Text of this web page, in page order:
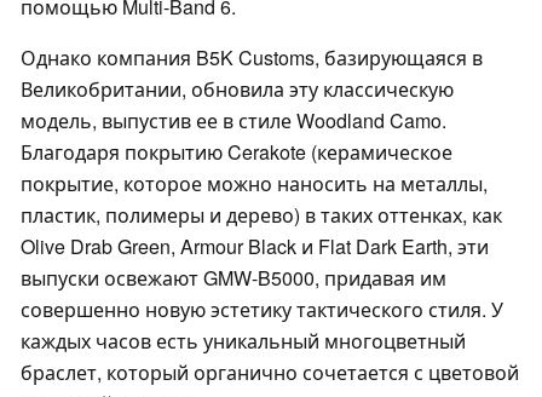
помощью Multi-Band 6.
Однако компания B5K Customs, базирующаяся в
Великобритании, обновила эту классическую
модель, выпустив ее в стиле Woodland Camo.
Благодаря покрытию Cerakote (керамическое
покрытие, которое можно наносить на металлы,
пластик, полимеры и дерево) в таких оттенках, как
Olive Drab Green, Armour Black и Flat Dark Earth, эти
выпуски освежают GMW-B5000, придавая им
совершенно новую эстетику тактического стиля. У
каждых часов есть уникальный многоцветный
браслет, который органично сочетается с цветовой